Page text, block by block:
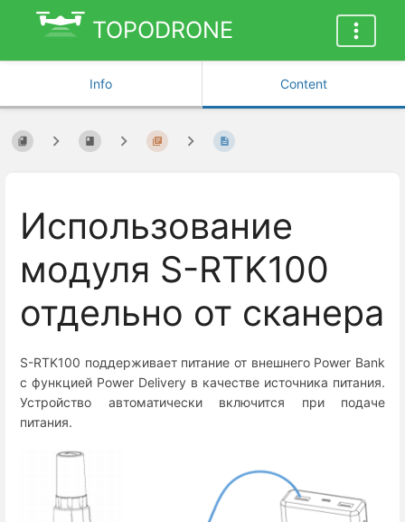
TOPODRONE
Info Content
Использование
модуля S-RTK100
отдельно от сканера
S-RTK100 поддерживает питание от внешнего Power Bank
с функцией Power Delivery в качестве источника питания.
Устройство автоматически включится при подаче
питания.